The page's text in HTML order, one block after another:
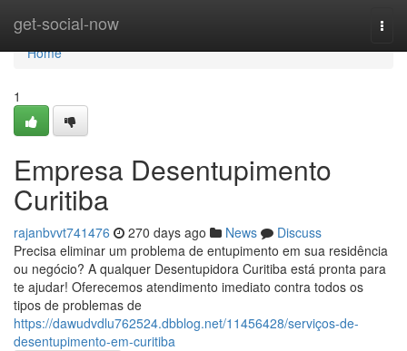
get-social-now
Home
Home
1
Empresa Desentupimento
Curitiba
rajanbvvt741476 270 days ago News
Discuss
Precisa eliminar um problema de entupimento em sua residência
ou negócio? A qualquer Desentupidora Curitiba está pronta para
te ajudar! Oferecemos atendimento imediato contra todos os
tipos de problemas de
https://dawudvdlu762524.dbblog.net/11456428/serviços-de-
desentupimento-em-curitiba